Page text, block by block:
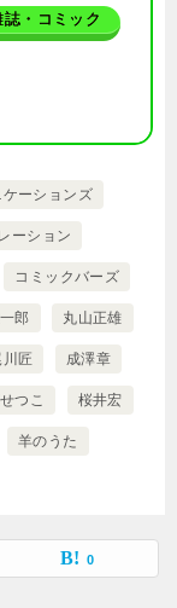
誌・コミック
ーションズ
ーション
コミックバーズ
郎 丸山正雄
川匠 成澤章
つこ 桜井宏
羊のうた
0